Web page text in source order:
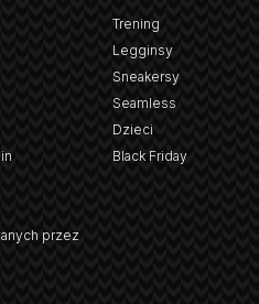
przez
Trening
Legginsy
Sneakersy
Seamless
Dzieci
Black Friday